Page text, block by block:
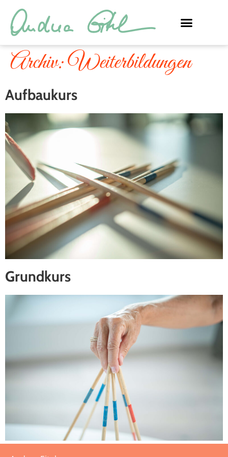
Archiv:Weiterbildungen
Aufbaukurs
Grundkurs